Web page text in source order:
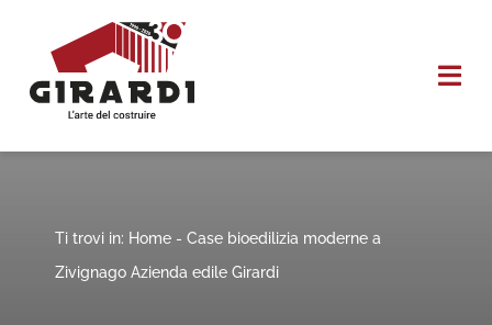
contenuto
CHI SIAMO
Ti trovi in: Home- Case bioedilizia moderne a
Zivignago Azienda edile Girardi